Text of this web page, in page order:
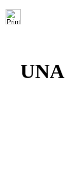
UNA